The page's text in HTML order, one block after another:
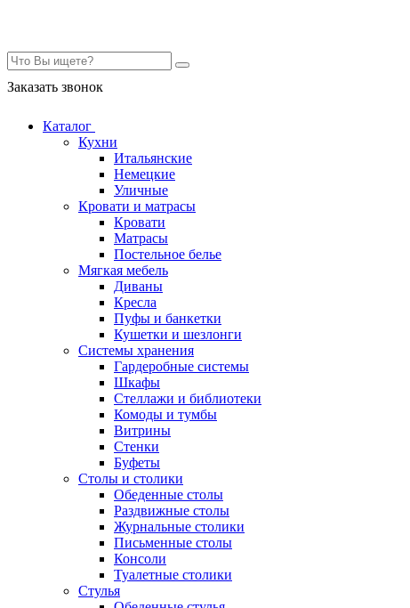
Заказать звонок
Каталог
Кухни
Итальянские
Немецкие
Уличные
Кровати и матрасы
Кровати
Матрасы
Постельное белье
Мягкая мебель
Диваны
Кресла
Пуфы и банкетки
Кушетки и шезлонги
Системы хранения
Гардеробные системы
Шкафы
Стеллажи и библиотеки
Комоды и тумбы
Витрины
Стенки
Буфеты
Столы и столики
Обеденные столы
Раздвижные столы
Журнальные столики
Письменные столы
Консоли
Туалетные столики
Стулья